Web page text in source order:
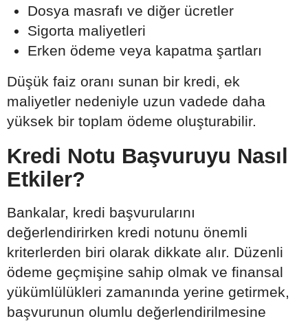
Dosya masrafı ve diğer ücretler
Sigorta maliyetleri
Erken ödeme veya kapatma şartları
Düşük faiz oranı sunan bir kredi, ek
maliyetler nedeniyle uzun vadede daha
yüksek bir toplam ödeme oluşturabilir.
Kredi Notu Başvuruyu Nasıl
Etkiler?
Bankalar, kredi başvurularını
değerlendirirken kredi notunu önemli
kriterlerden biri olarak dikkate alır. Düzenli
ödeme geçmişine sahip olmak ve finansal
yükümlülükleri zamanında yerine getirmek,
başvurunun olumlu değerlendirilmesine